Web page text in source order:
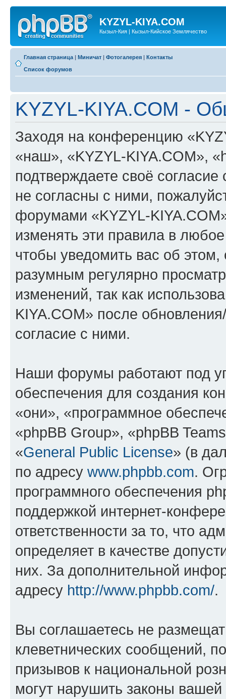
KYZYL-KIYA.COM
Кызыл-Кия | Кызыл-Кийское Землячество
Главная страница | Миничат | Фотогалерея | Контакты
Список форумов
KYZYL-KIYA.COM -
Заходя на конференцию
«наш», «KYZYL-KIYA.COM»,
подтверждаете своё
не согласны с ними,
форумами «KYZYL-
изменять эти правила в
чтобы уведомить вас об
разумным регулярно
изменений, так как
KIYA.COM» после
согласие с ними.
Наши форумы работают под
обеспечения для создания
«они», «программное
«phpBB Group», «phpBB
«General Public License» (в
по адресу www.phpbb.com.
программного обеспечения
поддержкой интернет-
ответственности за то, что
определяет в качестве
них. За дополнительной
адресу http://www.phpbb.com/.
Вы соглашаетесь не
клеветнических сообщений,
призывов к национальной
могут нарушить законы